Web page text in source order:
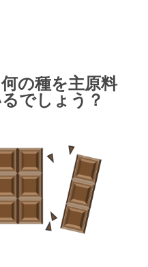
の種を主原料
でしょう？